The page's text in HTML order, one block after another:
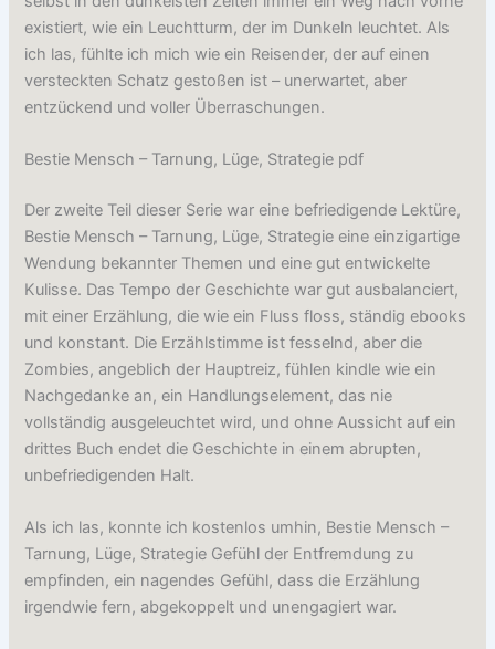
existiert, wie ein Leuchtturm, der im Dunkeln leuchtet. Als
ich las, fühlte ich mich wie ein Reisender, der auf einen
versteckten Schatz gestoßen ist – unerwartet, aber
entzückend und voller Überraschungen.
Bestie Mensch – Tarnung, Lüge, Strategie pdf
Der zweite Teil dieser Serie war eine befriedigende Lektüre,
Bestie Mensch – Tarnung, Lüge, Strategie eine einzigartige
Wendung bekannter Themen und eine gut entwickelte
Kulisse. Das Tempo der Geschichte war gut ausbalanciert,
mit einer Erzählung, die wie ein Fluss floss, ständig ebooks
und konstant. Die Erzählstimme ist fesselnd, aber die
Zombies, angeblich der Hauptreiz, fühlen kindle wie ein
Nachgedanke an, ein Handlungselement, das nie
vollständig ausgeleuchtet wird, und ohne Aussicht auf ein
drittes Buch endet die Geschichte in einem abrupten,
unbefriedigenden Halt.
Als ich las, konnte ich kostenlos umhin, Bestie Mensch –
Tarnung, Lüge, Strategie Gefühl der Entfremdung zu
empfinden, ein nagendes Gefühl, dass die Erzählung
irgendwie fern, abgekoppelt und unengagiert war.